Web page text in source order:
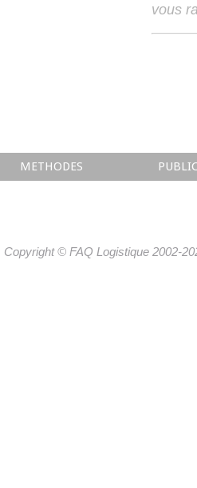
vous
METHODES
Copyright © FAQ Logistique 2002-